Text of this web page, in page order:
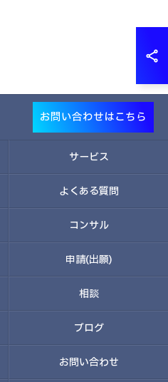
お問い合わせはこちら
サービス
よくある質問
コンサル
申請(出願)
相談
ブログ
お問い合わせ